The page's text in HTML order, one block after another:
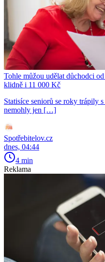
Tohle můžou udělat důchodci
klidně i 11 000 Kč
Statisíce seniorů se roky trápily
nemohly jen […]
Spotřebitelov.cz
dnes, 04:44
4 min
Reklama